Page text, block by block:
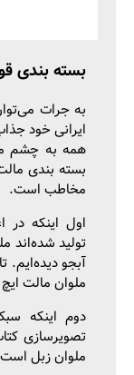
بسته بندی
به جرات
ایرانی خود
همه به چشم
بسته بندی
مخاطب است.
اول اینکه در
تولید شده‌اند
آبجو دیده‌ایم.
ملوان مالت
دوم اینکه
ملوان زبل